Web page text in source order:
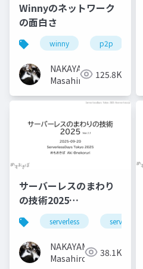
Winnyのネットワーク
の面白さ
winny p2p
NAKAYAMA
Masahiro
125.8K
サーバーレスのまわり
の技術2025
#serverlessjp
serverless
NAKAYAMA
Masahiro
38.1K